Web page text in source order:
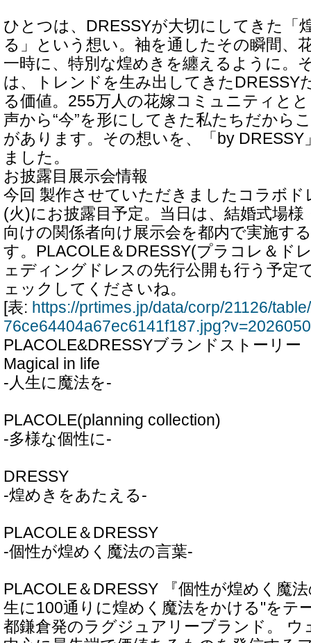
ひとつは、DRESSYが大切にしてきた「
る」という想い。袖を通したその瞬間、
一時に、特別な煌めきを纏えるように。
は、トレンドを生み出してきたDRESSY
る価値。255万人の花嫁コミュニティと
声から“今”を形にしてきた私たちだから
があります。その想いを、「by
ました。
お披露目展示会情報
今回 製作させていただきましたコラボド
(火)にお披露目予定。当日は、結婚式場
向けの関係者向け展示会を都内で実施す
す。PLACOLE＆DRESSY(プラコレ＆ド
ェディングドレスの先行公開も行う予定
ェックしてくださいね。
[表: https://prtimes.jp/data/corp/21126/
PLACOLE&DRESSYブランドストーリー
Magical in life
-人生に魔法を-
PLACOLE(planning collection)
-多様な個性に-
DRESSY
-煌めきをあたえる-
PLACOLE＆DRESSY
-個性が煌めく魔法の言葉-
PLACOLE＆DRESSY 『個性が煌めく魔
生に100通りに煌めく魔法をかける"をテ
都鎌倉発のラグジュアリーブランド。